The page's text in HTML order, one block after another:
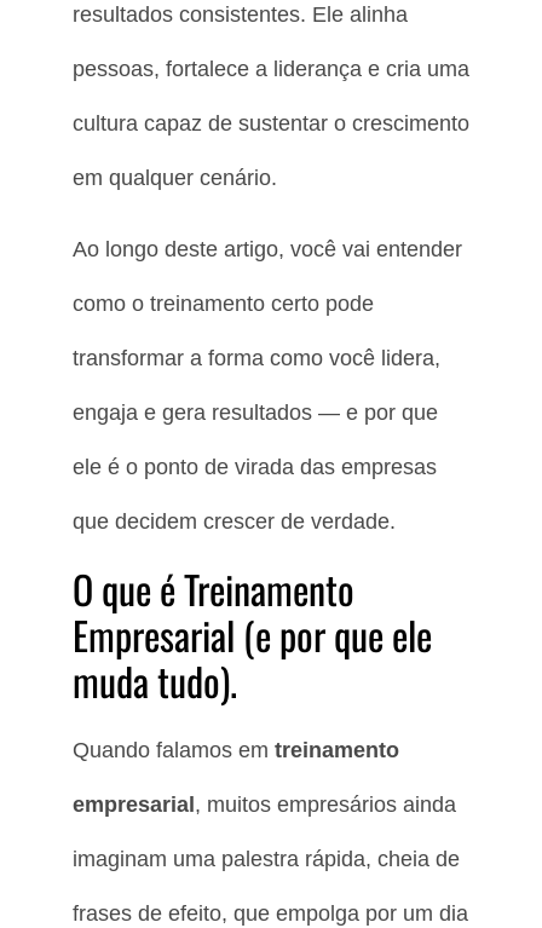
resultados consistentes. Ele alinha
pessoas, fortalece a liderança e cria uma
cultura capaz de sustentar o crescimento
em qualquer cenário.
Ao longo deste artigo, você vai entender
como o treinamento certo pode
transformar a forma como você lidera,
engaja e gera resultados — e por que
ele é o ponto de virada das empresas
que decidem crescer de verdade.
O que é Treinamento
Empresarial (e por que ele
muda tudo).
Quando falamos em treinamento
empresarial , muitos empresários ainda
imaginam uma palestra rápida, cheia de
frases de efeito, que empolga por um dia